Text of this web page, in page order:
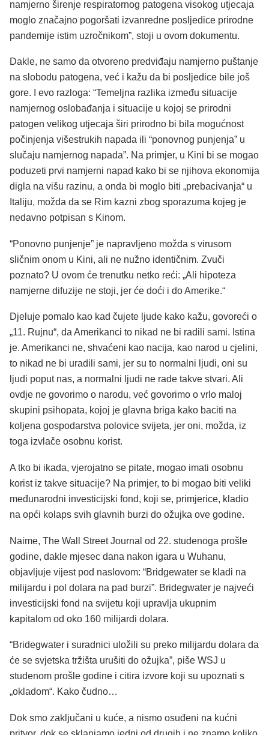
namjerno širenje respiratornog patogena visokog utjecaja
moglo značajno pogoršati izvanredne posljedice prirodne
pandemije istim uzročnikom”, stoji u ovom dokumentu.
Dakle, ne samo da otvoreno predviđaju namjerno puštanje
na slobodu patogena, već i kažu da bi posljedice bile još
gore. I evo razloga: “Temeljna razlika između situacije
namjernog oslobađanja i situacije u kojoj se prirodni
patogen velikog utjecaja širi prirodno bi bila mogućnost
počinjenja višestrukih napada ili “ponovnog punjenja” u
slučaju namjernog napada”. Na primjer, u Kini bi se mogao
poduzeti prvi namjerni napad kako bi se njihova ekonomija
digla na višu razinu, a onda bi moglo biti „prebacivanja“ u
Italiju, možda da se Rim kazni zbog sporazuma kojeg je
nedavno potpisan s Kinom.
“Ponovno punjenje” je napravljeno možda s virusom
sličnim onom u Kini, ali ne nužno identičnim. Zvuči
poznato? U ovom će trenutku netko reći: „Ali hipoteza
namjerne difuzije ne stoji, jer će doći i do Amerike.“
Djeluje pomalo kao kad čujete ljude kako kažu, govoreći o
„11. Rujnu“, da Amerikanci to nikad ne bi radili sami. Istina
je. Amerikanci ne, shvaćeni kao nacija, kao narod u cjelini,
to nikad ne bi uradili sami, jer su to normalni ljudi, oni su
ljudi poput nas, a normalni ljudi ne rade takve stvari. Ali
ovdje ne govorimo o narodu, već govorimo o vrlo maloj
skupini psihopata, kojoj je glavna briga kako baciti na
koljena gospodarstva polovice svijeta, jer oni, možda, iz
toga izvlače osobnu korist.
A tko bi ikada, vjerojatno se pitate, mogao imati osobnu
korist iz takve situacije? Na primjer, to bi mogao biti veliki
međunarodni investicijski fond, koji se, primjerice, kladio
na opći kolaps svih glavnih burzi do ožujka ove godine.
Naime, The Wall Street Journal od 22. studenoga prošle
godine, dakle mjesec dana nakon igara u Wuhanu,
objavljuje vijest pod naslovom: “Bridgewater se kladi na
milijardu i pol dolara na pad burzi”. Bridegwater je najveći
investicijski fond na svijetu koji upravlja ukupnim
kapitalom od oko 160 milijardi dolara.
“Bridegwater i suradnici uložili su preko milijardu dolara da
će se svjetska tržišta urušiti do ožujka”, piše WSJ u
studenom prošle godine i citira izvore koji su upoznati s
„okladom“. Kako čudno…
Dok smo zaključani u kuće, a nismo osuđeni na kućni